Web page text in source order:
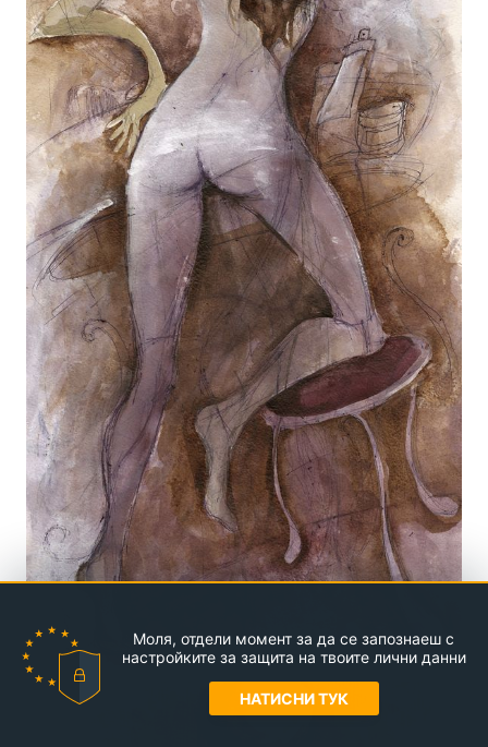
Моля, отдели момент за да се запознаеш с
настройките за защита на твоите лични данни
НАТИСНИ ТУК